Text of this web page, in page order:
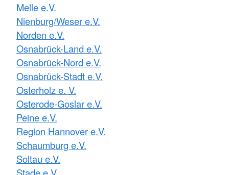
Melle e.V.
Nienburg/Weser e.V.
Norden e.V.
Osnabrück-Land e.V.
Osnabrück-Nord e.V.
Osnabrück-Stadt e.V.
Osterholz e. V.
Osterode-Goslar e.V.
Peine e.V.
Region Hannover e.V.
Schaumburg e.V.
Soltau e.V.